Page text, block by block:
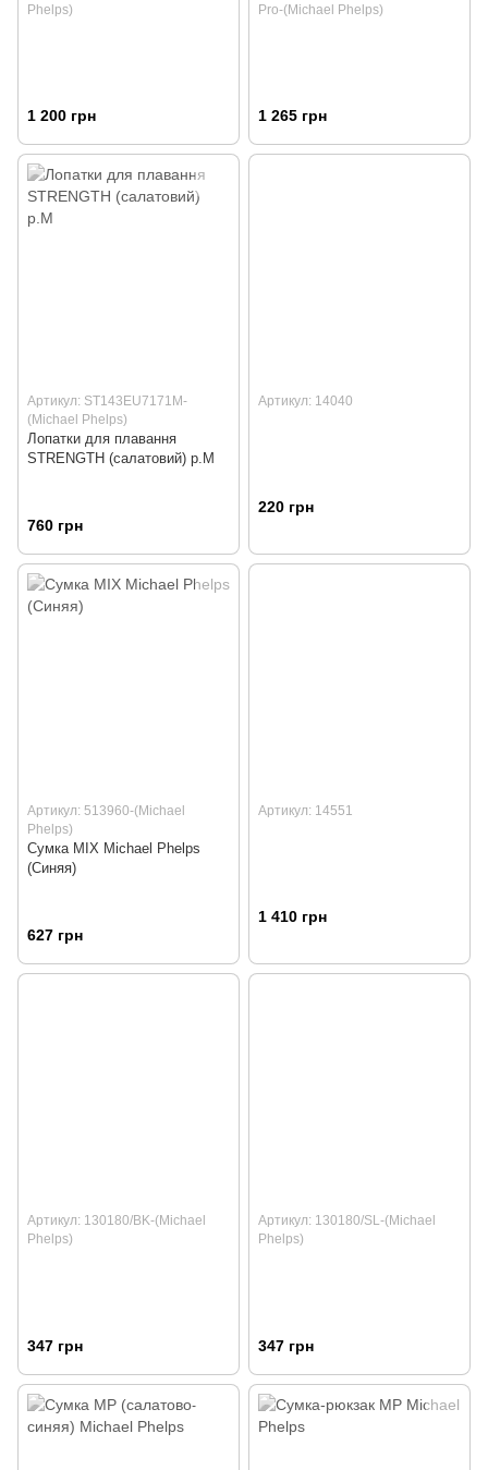
Phelps)
1 200 грн
Pro-(Michael Phelps)
1 265 грн
Артикул: ST143EU7171M-
(Michael Phelps)
Лопатки для плавання
STRENGTH (салатовий) р.M
760 грн
Артикул: 14040
220 грн
Артикул: 513960-(Michael
Phelps)
Сумка MIX Michael Phelps
(Синяя)
627 грн
Артикул: 14551
1 410 грн
Артикул: 130180/BK-(Michael
Phelps)
347 грн
Артикул: 130180/SL-(Michael
Phelps)
347 грн